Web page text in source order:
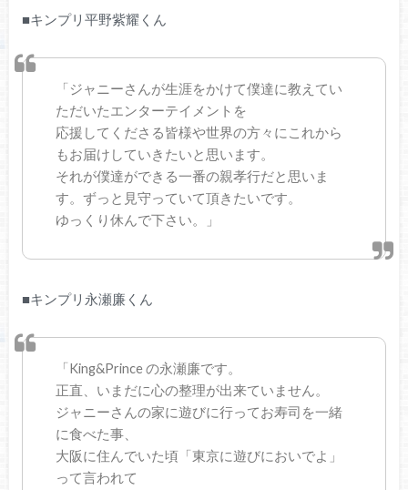
■キンプリ平野紫耀くん
「ジャニーさんが生涯をかけて僕達に教えてい
ただいたエンターテイメントを
応援してくださる皆様や世界の方々にこれから
もお届けしていきたいと思います。
それが僕達ができる一番の親孝行だと思いま
す。ずっと見守っていて頂きたいです。
ゆっくり休んで下さい。」
■キンプリ永瀬廉くん
「King&Prince の永瀬廉です。
正直、いまだに心の整理が出来ていません。
ジャニーさんの家に遊びに行ってお寿司を一緒
に食べた事、
大阪に住んでいた頃「東京に遊びにおいでよ」
って言われて